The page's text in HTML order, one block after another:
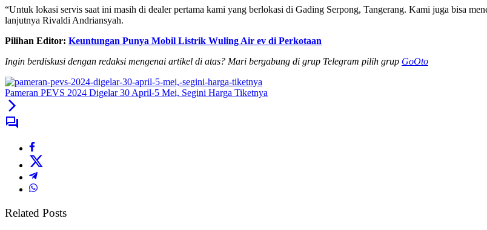
“Untuk lokasi servis saat ini masih di dealer pertama kami yang berlokasi di Gading Serpong, Tangerang. Kami juga bisa
lanjutnya Rivaldi Andriansyah.
Pilihan Editor: Keuntungan Punya Mobil Listrik Wuling Air ev di Perkotaan
Ingin berdiskusi dengan redaksi mengenai artikel di atas? Mari bergabung di grup Telegram pilih grup GoOto
Pameran PEVS 2024 Digelar 30 April-5 Mei, Segini Harga Tiketnya
Related Posts